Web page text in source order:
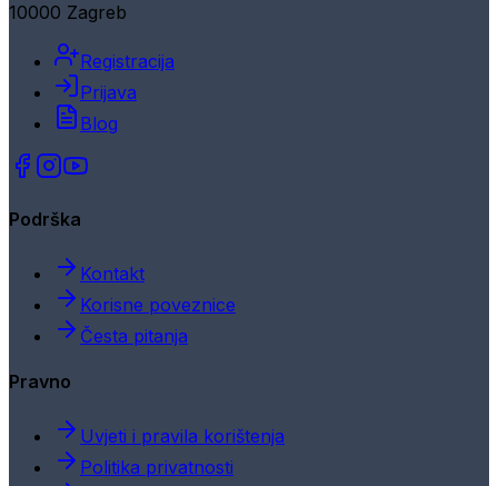
10000 Zagreb
Registracija
Prijava
Blog
Podrška
Kontakt
Korisne poveznice
Česta pitanja
Pravno
Uvjeti i pravila korištenja
Politika privatnosti